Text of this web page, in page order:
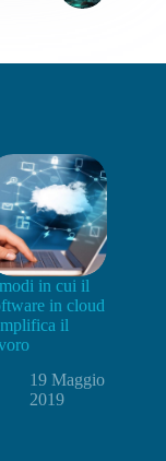
in cui il
in cloud
il
19 Maggio
2019